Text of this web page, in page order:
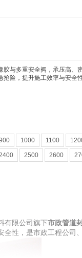
与多重安全阀，承压高
险，提升施工效率与安全
1000 1100
2500 2600
有限公司旗下市政管道
性，是市政工程公司